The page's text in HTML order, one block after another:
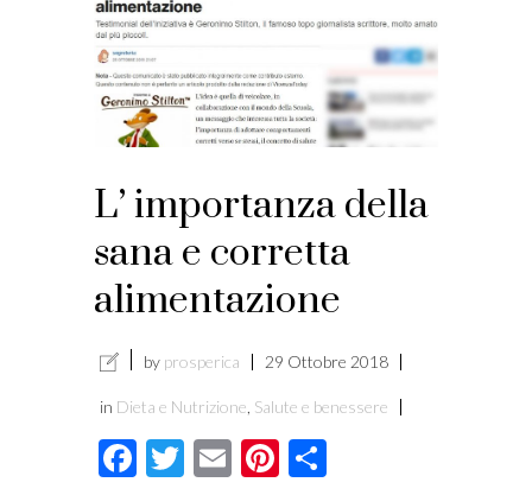
L’ importanza della
sana e corretta
alimentazione
by prosperica 29 Ottobre 2018
in Dieta e Nutrizione Salute e benessere
Facebook
Twitter
EmailPinterest